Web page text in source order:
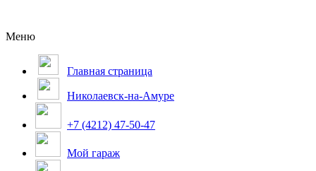
Меню
Главная страница
Николаевск-на-Амуре
+7 (4212) 47-50-47
Мой гараж